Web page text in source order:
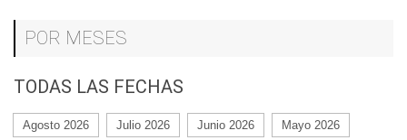
POR MESES
TODAS LAS FECHAS
Agosto 2026 Julio 2026 Junio 2026 Mayo 2026